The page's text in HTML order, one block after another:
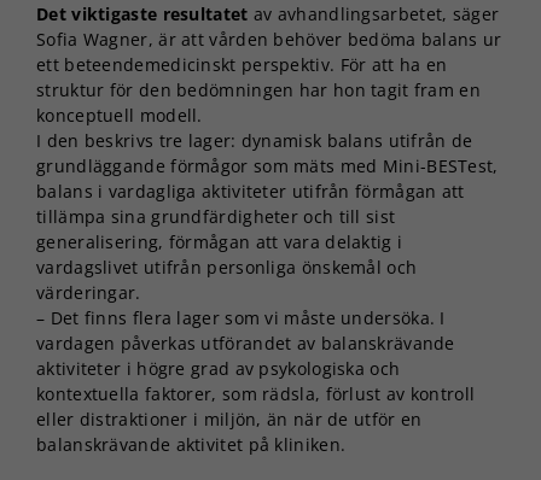
Det viktigaste resultatet av avhandlingsarbetet, säger
Sofia Wagner, är att vården behöver bedöma balans ur
ett beteendemedicinskt perspektiv. För att ha en
struktur för den bedömningen har hon tagit fram en
konceptuell modell.
I den beskrivs tre lager: dynamisk balans utifrån de
grundläggande förmågor som mäts med Mini-BESTest,
balans i vardagliga aktiviteter utifrån förmågan att
tillämpa sina grundfärdigheter och till sist
generalisering, förmågan att vara delaktig i
vardagslivet utifrån personliga önskemål och
värderingar.
– Det finns flera lager som vi måste undersöka. I
vardagen påverkas utförandet av balanskrävande
aktiviteter i högre grad av psykologiska och
kontextuella faktorer, som rädsla, förlust av kontroll
eller distraktioner i miljön, än när de utför en
balanskrävande aktivitet på kliniken.